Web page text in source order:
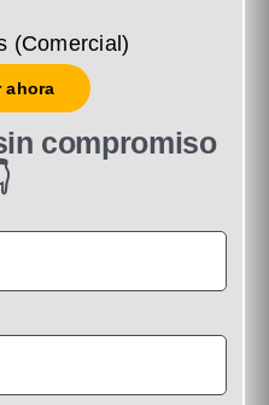
(Comercial)
ahora
compromiso